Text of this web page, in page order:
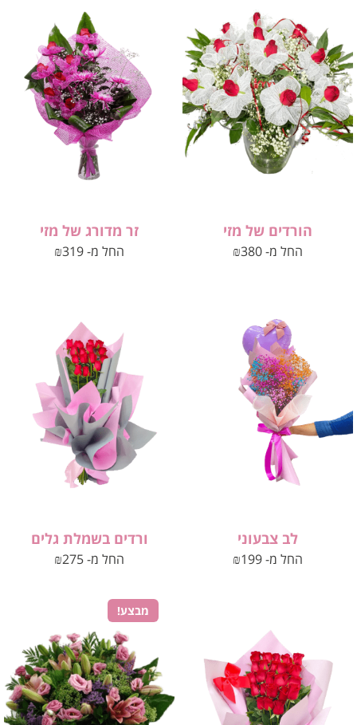
הורדים של מזי
החל מ- ₪380
זר מדורג של מזי
החל מ- ₪319
לב צבעוני
החל מ- ₪199
ורדים בשמלת גלים
החל מ- ₪275
מבצע!